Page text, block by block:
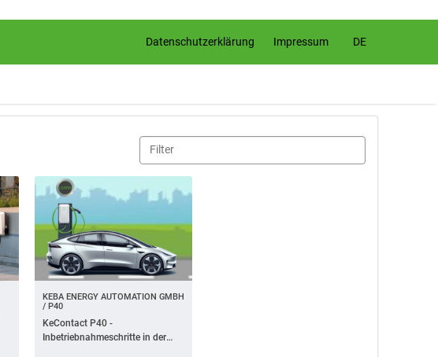
Datenschutzerklärung Impressum DE
KEBA ENERGY AUTOMATION GMBH
/ P40
KeContact P40 -
Inbetriebnahmeschritte in der